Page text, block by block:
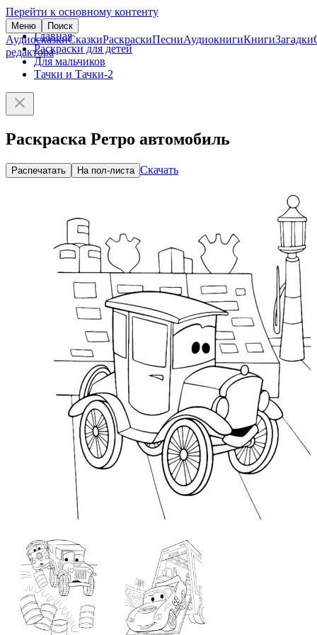
Перейти к основному контенту
Меню Поиск
АудиосказкиСказкиРаскраскиПесниАудиокнигиКнигиЗагадки
редактора
Главная
Раскраски для детей
Для мальчиков
Тачки и Тачки-2
Раскраска Ретро автомобиль
Распечатать На пол-листа Скачать